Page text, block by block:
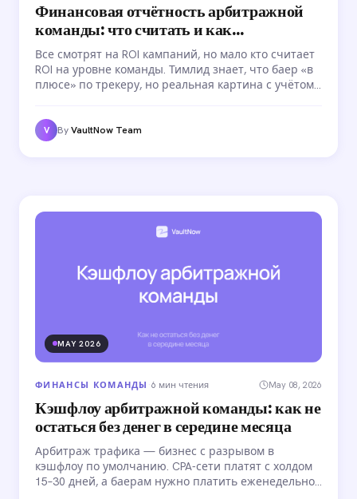
Финансовая отчётность арбитражной
команды: что считать и как
автоматизировать
Все смотрят на ROI кампаний, но мало кто считает
ROI на уровне команды. Тимлид знает, что баер «в
плюсе» по трекеру, но реальная картина с учётом
отчётность.
V ByVaultNow Team
MAY 2026
ФИНАНСЫ КОМАНДЫ ·6 мин чтения May 08, 2026
Кэшфлоу арбитражной команды: как не
остаться без денег в середине месяца
Арбитраж трафика — бизнес с разрывом в
кэшфлоу по умолчанию. CPA-сети платят с холдом
15–30 дней, а баерам нужно платить еженедельно.